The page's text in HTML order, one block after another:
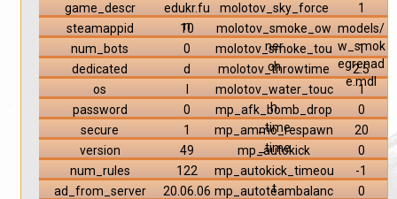
game_descr
edukr.fu
n
steamappid
10
num_bots
0
dedicated
d
os
password
0
secure
1
version
49
num_rules
122
ad_from_server
20.06.06
molotov_sky_force
1
molotov_smoke_ow
ner
models/
w_smok
egrenad
e.mdl
molotov_smoke_tou
ch
1
molotov_throwtime
2.5
molotov_water_touc
h
1
mp_afk_bomb_drop
_time
0
mp_ammo_respawn
_time
20
mp_autokick
0
mp_autokick_timeou
t
-1
mp_autoteambalanc
0